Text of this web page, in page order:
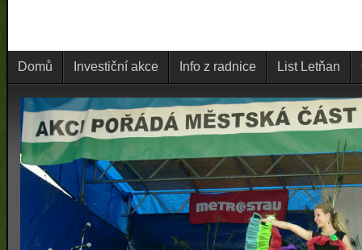
Domů Investiční akce Info z radnice List Letňan